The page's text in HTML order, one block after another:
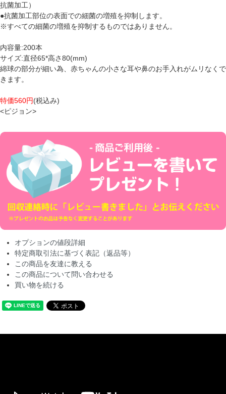
抗菌加工）
●抗菌加工部位の表面での細菌の増殖を抑制します。
※すべての細菌の増殖を抑制するものではありません。
内容量:200本
サイズ:直径65*高さ80(mm)
綿球の部分が細い為、赤ちゃんの小さな耳や鼻のお手入れがムリなくで
きます。
特価560円(税込み)
<ピジョン>
オプションの値段詳細
特定商取引法に基づく表記（返品等）
この商品を友達に教える
この商品について問い合わせる
買い物を続ける